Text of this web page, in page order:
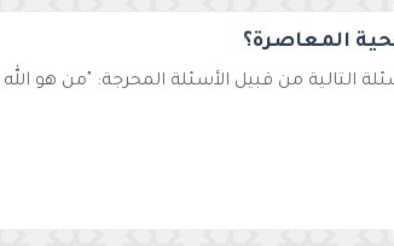
المعاصرة؟
التالية من قبيل الأسئلة المحرجة: "من هو